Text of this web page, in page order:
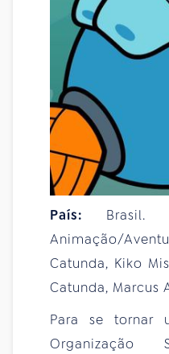
País: Brasil.
Animação/
Catunda, Kiko
Catunda, Marcus
Para se tornar
Organização